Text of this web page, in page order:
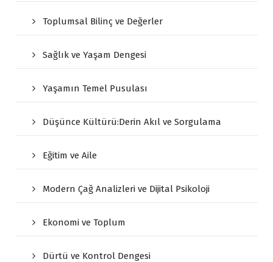
Toplumsal Bilinç ve Değerler
Sağlık ve Yaşam Dengesi
Yaşamın Temel Pusulası
Düşünce Kültürü:Derin Akıl ve Sorgulama
Eğitim ve Aile
Modern Çağ Analizleri ve Dijital Psikoloji
Ekonomi ve Toplum
Dürtü ve Kontrol Dengesi